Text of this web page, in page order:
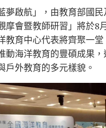
夢啟航」，由教育部國
摩會暨教師研習」將於8
教育中心代表將齊聚一
動海洋教育的豐碩成果
戶外教育的多元樣貌。